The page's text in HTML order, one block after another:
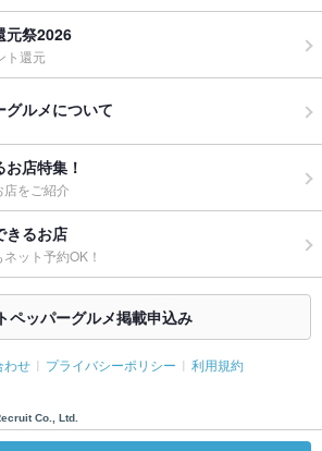
元祭2026
ト還元
グルメについて
店特集！
をご紹介
きるお店
ット予約OK！
ペッパーグルメ掲載申込み
わせ プライバシーポリシー 利用規約
Co., Ltd.